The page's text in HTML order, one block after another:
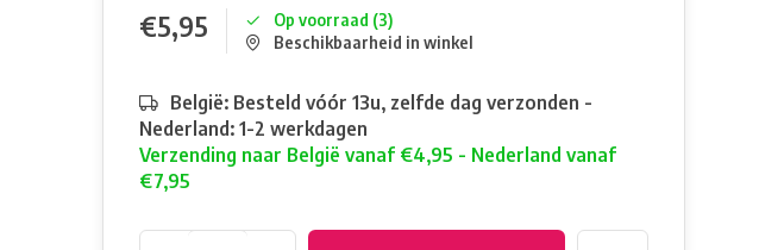
€5,95
Op voorraad (3)
Beschikbaarheid in winkel
België: Besteld vóór 13u, zelfde dag verzonden -
Nederland: 1-2 werkdagen
Verzending naar België vanaf €4,95 - Nederland vanaf
€7,95